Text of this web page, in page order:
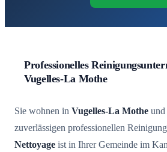
Professionelles
Vugelles-La Mothe
Sie wohnen in Vugelles-La Mothe und
zuverlässigen professionellen
Nettoyage ist in Ihrer Gemeinde im